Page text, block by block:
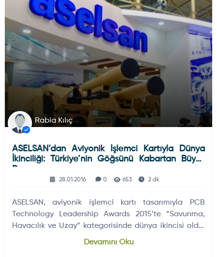
HAVA HABERLERI
ELEKTRONIK SISTEMLER
Rabia Kılıç
ASELSAN’dan Aviyonik İşlemci Kartıyla Dünya
İkinciliği: Türkiye’nin Göğsünü Kabartan Büyük
Başarı
28.01.2016 0 653 2 dk
ASELSAN, aviyonik işlemci kartı tasarımıyla PCB
Technology Leadership Awards 2015’te “Savunma,
Havacılık ve Uzay” kategorisinde dünya ikincisi oldu.
Şirket, baskı devre kartı teknolojisindeki liderliğini
Devamını Oku